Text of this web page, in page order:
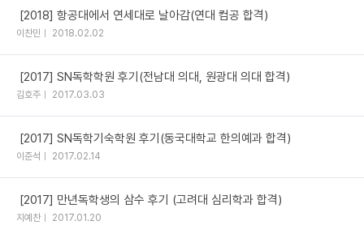
[2018] 항공대에서 연세대로 날아감(연대 컴공 합격)
이찬민 2018.02.02
[2017] SN독학학원 후기(전남대 의대, 원광대 의대 합격)
김호주 2017.03.03
[2017] SN독학기숙학원 후기(동국대학교 한의예과 합격)
이준석 2017.02.14
[2017] 만년독학생의 삼수 후기 (고려대 심리학과 합격)
지예찬 2017.01.20